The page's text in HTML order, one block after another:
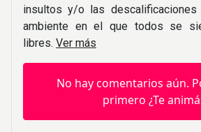
insultos y/o las descalificaciones
ambiente en el que todos se
libres. Ver más
No hay comentarios aún.
primero ¿Te